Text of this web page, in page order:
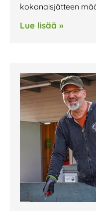
kokonaisjätteen
Lue lisää »